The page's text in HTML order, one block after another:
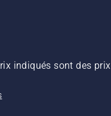
indiqués sont des prix